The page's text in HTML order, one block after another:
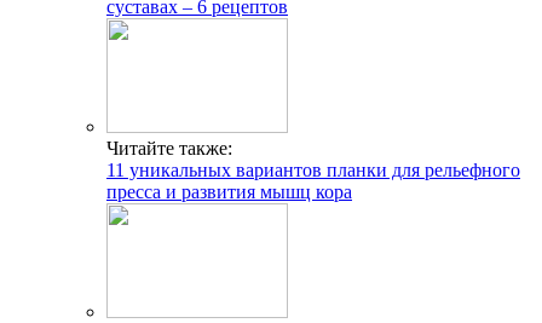
суставах – 6 рецептов
Читайте также:
11 уникальных вариантов планки для рельефного
пресса и развития мышц кора